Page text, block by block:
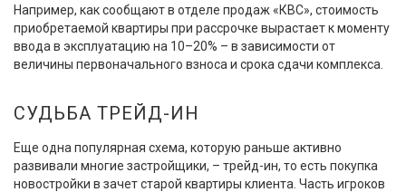
Например, как сообщают в отделе продаж «КВС», стоимость
приобретаемой квартиры при рассрочке вырастает к моменту
ввода в эксплуатацию на 10–20% – в зависимости от
величины первоначального взноса и срока сдачи комплекса.
СУДЬБА ТРЕЙД-ИН
Еще одна популярная схема, которую раньше активно
развивали многие застройщики, – трейд-ин, то есть покупка
новостройки в зачет старой квартиры клиента. Часть игроков